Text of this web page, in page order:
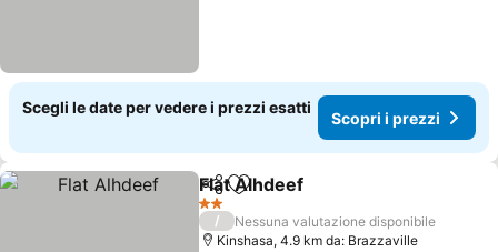
Scegli le date per vedere i prezzi esatti
Scopri i prezzi
CondividiAggiungi ai preferiti
Flat Alhdeef
2 Stelle
/
Nessuna valutazione disponibile
Kinshasa, 4.9 km da: Brazzaville